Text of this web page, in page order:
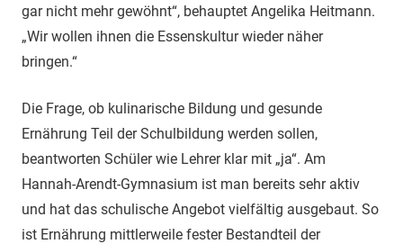
gar nicht mehr gewöhnt“, behauptet Angelika Heitmann.
„Wir wollen ihnen die Essenskultur wieder näher
bringen.“
Die Frage, ob kulinarische Bildung und gesunde
Ernährung Teil der Schulbildung werden sollen,
beantworten Schüler wie Lehrer klar mit „ja“. Am
Hannah-Arendt-Gymnasium ist man bereits sehr aktiv
und hat das schulische Angebot vielfältig ausgebaut. So
ist Ernährung mittlerweile fester Bestandteil der